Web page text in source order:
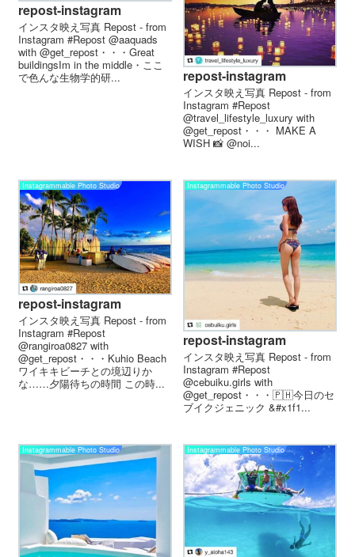
repost-instagram
インスタ映え写真 Repost - from
Instagram #Repost @aaquads
with @get_repost・・・Great
buildingsIm in the middle・ここ
で色んな生物学的研...
repost-instagram
インスタ映え写真 Repost - from
Instagram #Repost
@travel_lifestyle_luxury with
@get_repost・・・ MAKE A
WISH 📸 @noi...
Instagrammable Photo Studio
repost-instagram
インスタ映え写真 Repost - from
Instagram #Repost
@rangiroa0827 with
@get_repost・・・Kuhio Beach
ワイキキビーチとの境辺りか
な……夕陽待ちの時間 この時...
Instagrammable Photo Studio
repost-instagram
インスタ映え写真 Repost - from
Instagram #Repost
@cebuiku.girls with
@get_repost・・・🇵🇭今日のセ
ブイクジェニック &#x1f1...
Instagrammable Photo Studio Instagrammable Photo Studio